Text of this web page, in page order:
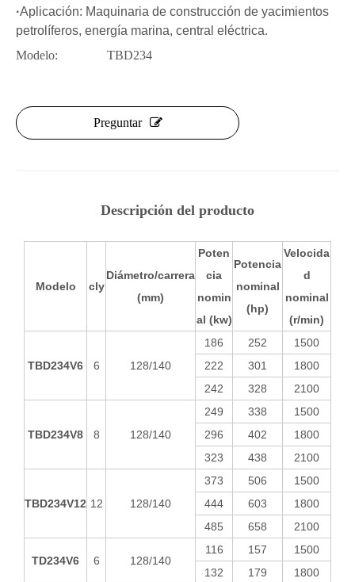
·Aplicación: Maquinaria de construcción de yacimientos
petrolíferos, energía marina, central eléctrica.
Modelo:
TBD234
Preguntar
Descripción del producto
Modelo cly
Diámetro/carrera
(mm)
Poten
cia
nomin
al (kw)
Potencia
nominal
(hp)
Velocida
d
nominal
(r/min)
TBD234V6 6 128/140
186 252
1500
222
301
1800
242
328 2100
TBD234V8 8 128/140
249 338
1500
296
402
1800
323
438 2100
TBD234V12 12 128/140
373 506
1500
444
603
1800
485
658 2100
TD234V6 6 128/140
116 157
1500
132
179 1800